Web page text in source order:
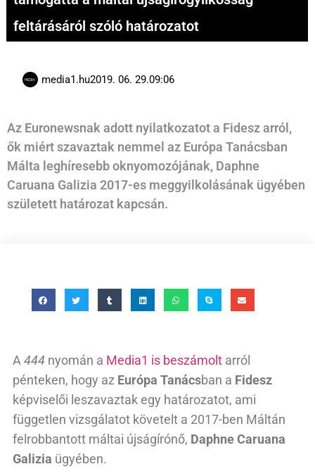
feltárásáról szóló határozatot
media1.hu2019. 06. 29.09:06
Az Euronewsnak adott nyilatkozatot a Fidesz arról,
ők miért szavaztak nemmel az Európa Tanácsban
Málta leghíresebb oknyomozójának, Daphne
Caruana Galizia 2017-es meggyilkolásának ügyében
született határozat kapcsán.
A 444 nyomán a Media1 is beszámolt arról
pénteken, hogy az Európa Tanácsban a Fidesz
képviselői leszavaztak egy határozatot, ami
független vizsgálatot követelt a 2017-ben Máltán
felrobbantott máltai újságírónő, Daphne Caruana
Galizia ügyében.